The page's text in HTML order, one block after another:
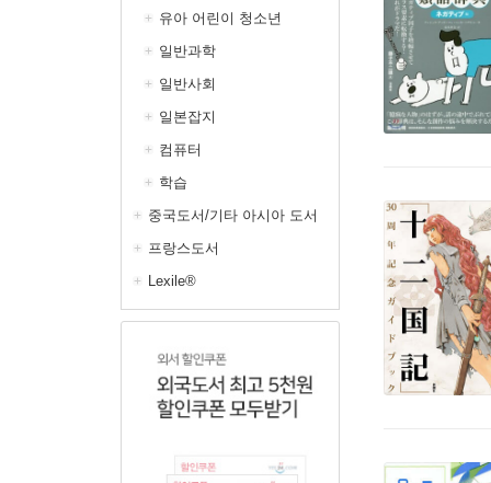
유아 어린이 청소년
일반과학
일반사회
일본잡지
컴퓨터
학습
중국도서/기타 아시아 도서
프랑스도서
Lexile®